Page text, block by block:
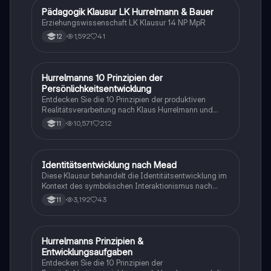
Studierende der Erziehungswissenschaften, die sich
mit Jugenddelinquenz und Gewaltprävention
auseinandersetzen möchten.
Pädagogik
Pädagogik Klausur LK Hurrelmann & Bauer
Erziehungswissenschaft LK Klausur 14 NP MpR
12 1,592 41
Pädagogik
Hurrelmanns 10 Prinzipien der
Persönlichkeitsentwicklung
Entdecken Sie die 10 Prinzipien der produktiven
Realitätsverarbeitung nach Klaus Hurrelmann und
deren Bedeutung für die Persönlichkeitsentwicklung.
Diese Zusammenfassung behandelt die Rolle von
Studierende der Sozialwissenschaften und
Pädagogik.
11 10,571 212
Pädagogik
Identitätsentwicklung nach Mead
Diese Klausur behandelt die Identitätsentwicklung im
Kontext des symbolischen Interaktionismus nach
George H. Mead. Wichtige Themen sind die Konzepte
von I, Me, Self, Mind sowie die Rolle von Sozialisation,
mit der Theorie der Identitätsbildung
auseinandersetzen möchten.
11 3,192 43
Pädagogik
Hurrelmanns Prinzipien &
Entwicklungsaufgaben
Entdecken Sie die 10 Prinzipien der